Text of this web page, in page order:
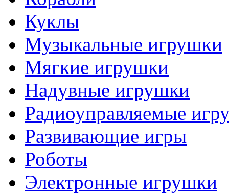
Куклы
Музыкальные игрушки
Мягкие игрушки
Надувные игрушки
Радиоуправляемые
Развивающие игры
Роботы
Электронные игрушки